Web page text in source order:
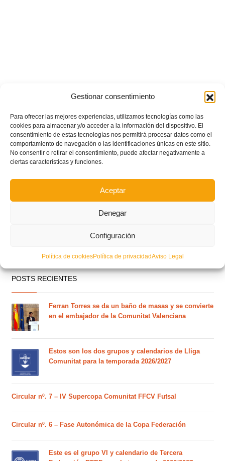
Gestionar consentimiento
Para ofrecer las mejores experiencias, utilizamos tecnologías como las
cookies para almacenar y/o acceder a la información del dispositivo. El
consentimiento de estas tecnologías nos permitirá procesar datos como el
comportamiento de navegación o las identificaciones únicas en este sitio.
No consentir o retirar el consentimiento, puede afectar negativamente a
ciertas características y funciones.
Aceptar
Denegar
Configuración
Política de cookiesPolítica de privacidadAviso Legal
POSTS RECIENTES
Ferran Torres se da un baño de masas y se convierte
en el embajador de la Comunitat Valenciana
Estos son los dos grupos y calendarios de Lliga
Comunitat para la temporada 2026/2027
Circular nº. 7 – IV Supercopa Comunitat FFCV Futsal
Circular nº. 6 – Fase Autonómica de la Copa Federación
Este es el grupo VI y calendario de Tercera